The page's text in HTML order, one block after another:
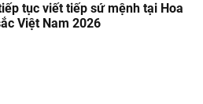
tục viết tiếp sứ mệnh tại Hoa
Việt Nam 2026